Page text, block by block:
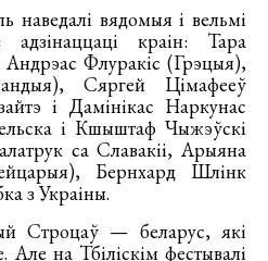
наведалі вядомыя і вельмі
адзінаццаці краін: Тара
Флуракіс (Грэцыя),
Сяргей Цімафееў
і Дамінікас Наркунас
і Кшыштаф Чыжэўскі
са Славакіі, Арыяна
Бернхард Шлінк
з Украіны.
Строцаў — беларус, які
Але на Тбіліскім фестывалі